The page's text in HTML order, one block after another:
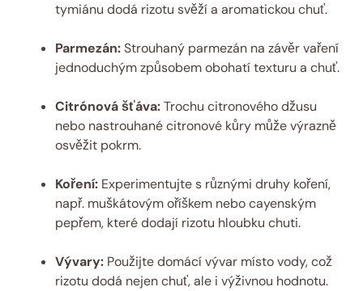
tymiánu dodá rizotu svěží a aromatickou chuť.
Parmezán:Strouhaný parmezán na závěr vaření
jednoduchým způsobem obohatí texturu a chuť.
Citrónová šťáva:Trochu citronového džusu
nebo nastrouhané citronové kůry může výrazně
osvěžit pokrm.
Koření: Experimentujte s různými druhy koření,
např. muškátovým oříškem nebo cayenským
pepřem, které dodají rizotu hloubku chuti.
Vývary: Použijte domácí vývar místo vody, což
rizotu dodá nejen chuť, ale i výživnou hodnotu.